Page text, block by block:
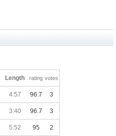
Length rating votes
4:57 96.7 3
3:40 96.7 3
5:52 95 2